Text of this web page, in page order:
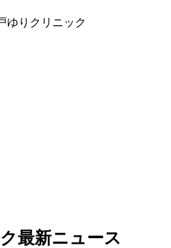
ゆりクリニック
最新ニュース